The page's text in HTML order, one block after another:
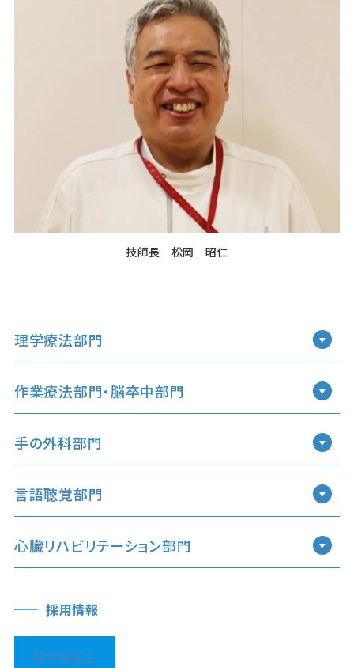
技師長 松岡 昭仁
理学療法部門
作業療法部門・脳卒中部門
手の外科部門
言語聴覚部門
心臓リハビリテーション部門
採用情報
理学療法士